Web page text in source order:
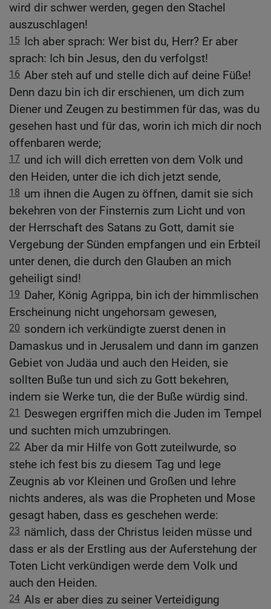
wird dir schwer werden, gegen den Stachel
auszuschlagen!
15 Ich aber sprach: Wer bist du, Herr? Er aber
sprach: Ich bin Jesus, den du verfolgst!
16 Aber steh auf und stelle dich auf deine Füße!
Denn dazu bin ich dir erschienen, um dich zum
Diener und Zeugen zu bestimmen für das, was du
gesehen hast und für das, worin ich mich dir noch
offenbaren werde;
17 und ich will dich erretten von dem Volk und
den Heiden, unter die ich dich jetzt sende,
18 um ihnen die Augen zu öffnen, damit sie sich
bekehren von der Finsternis zum Licht und von
der Herrschaft des Satans zu Gott, damit sie
Vergebung der Sünden empfangen und ein Erbteil
unter denen, die durch den Glauben an mich
geheiligt sind!
19 Daher, König Agrippa, bin ich der himmlischen
Erscheinung nicht ungehorsam gewesen,
20 sondern ich verkündigte zuerst denen in
Damaskus und in Jerusalem und dann im ganzen
Gebiet von Judäa und auch den Heiden, sie
sollten Buße tun und sich zu Gott bekehren,
indem sie Werke tun, die der Buße würdig sind.
21
Deswegen ergriffen mich die Juden im Tempel
und suchten mich umzubringen.
22 Aber da mir Hilfe von Gott zuteilwurde, so
stehe ich fest bis zu diesem Tag und lege
Zeugnis ab vor Kleinen und Großen und lehre
nichts anderes, als was die Propheten und Mose
gesagt haben, dass es geschehen werde:
23 nämlich, dass der Christus leiden müsse und
dass er als der Erstling aus der Auferstehung der
Toten Licht verkündigen werde dem Volk und
auch den Heiden.
24 Als er aber dies zu seiner Verteidigung